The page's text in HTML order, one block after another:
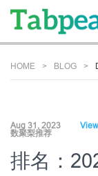
HOME BLOG
Aug 31, 2023
数聚梨推荐
排名：